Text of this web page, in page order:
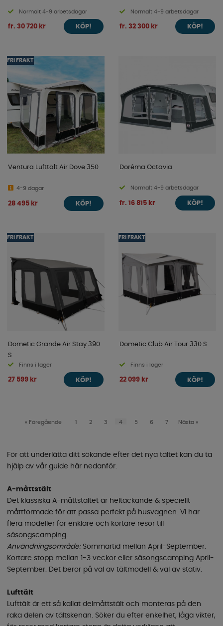
Normalt 4-9 arbetsdagar
fr. 30 720 kr KÖP!
Normalt 4-9 arbetsdagar
fr. 32 300 kr KÖP!
FRI FRAKT
Ventura Lufttält Air Dove 350
4-9 dagar
28 495 kr KÖP!
Doréma Octavia
Normalt 4-9 arbetsdagar
fr. 16 815 kr KÖP!
FRI FRAKT
Dometic Grande Air Stay 390
S
Finns i lager
27 599 kr KÖP!
FRI FRAKT
Dometic Club Air Tour 330 S
Finns i lager
22 099 kr KÖP!
« Föregående 1 2 3 4 5 6 7 Nästa »
För att underlätta ditt sökande efter det nya tältet kan du ta
hjälp av vår guide här nedanför.
A-måttstält
Det klassiska A-måttstältet är heltäckande & speciellt
måttformade för att passa perfekt på husvagnen. Vi har
flera modeller för enklare och kortare resor till
säsongscamping.
Användningsområde:Sommartid mellan April-September.
Kortare stopp mellan 1-3 veckor eller säsongscamping April-
September. Det beror på val av tältmodell & val av stativ.
Lufttält
Lufttält är ett så kallat delmåttstält och monteras på den
raka delen av tältskenan. Söker du efter enkelhet, låga vikter,